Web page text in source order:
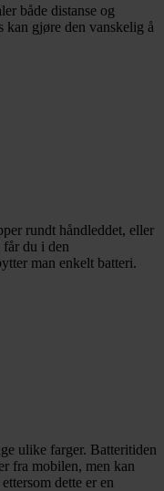
både distanse og
kan gjøre den vanskelig å
rundt håndleddet, eller
du i den
man enkelt batteri.
ulike farger. Batteritiden
fra mobilen, men kan
dette er en